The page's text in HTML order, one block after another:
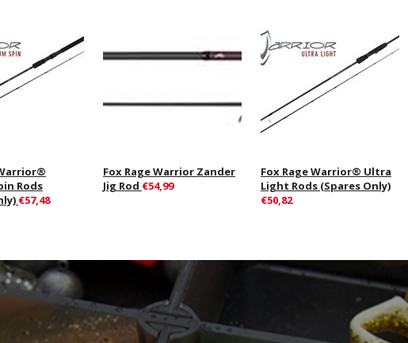
Rods
€57,48
Fox Rage Warrior Zander
Jig Rod €54,99
Fox Rage Warrior® Ultra
Light Rods (Spares Only)
€50,82